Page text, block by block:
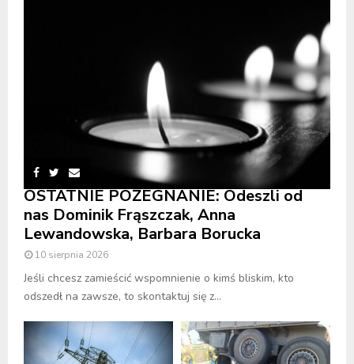
OSTATNIE POŻEGNANIE: Odeszli od
nas Dominik Frąszczak, Anna
Lewandowska, Barbara Borucka
10 sierpnia 2026
Jeśli chcesz zamieścić wspomnienie o kimś bliskim, kto
odszedł na zawsze, to skontaktuj się z...